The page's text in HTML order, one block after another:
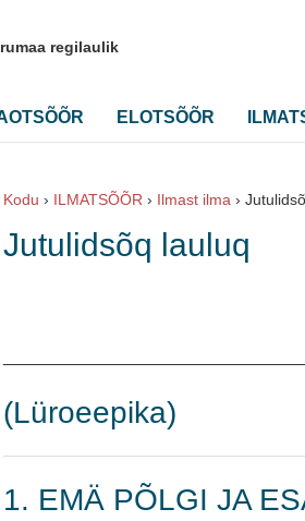
regilaulik
ELOTSÕÕR
Kodu › ILMATSÕÕR › Ilmast ilma ›
Jutulidsõq lauluq
(Lüroeepika)
1. EMÄ PÕLGI JA